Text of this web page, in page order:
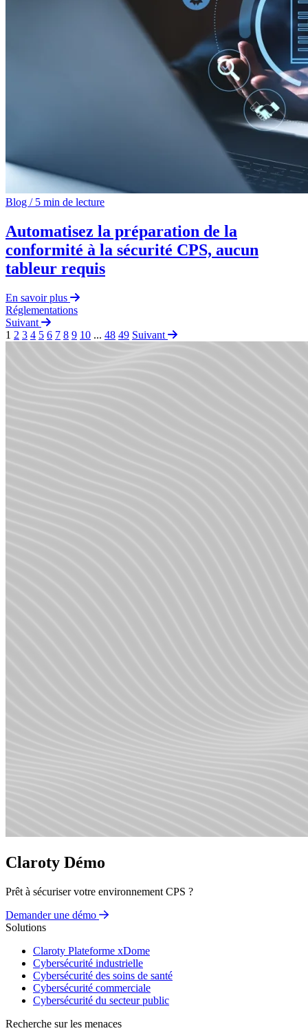
Blog /5 min de lecture
Automatisez la préparation de la
conformité à la sécurité CPS, aucun
tableur requis
En savoir plus
Réglementations
Suivant
1 2 3 4 5 6 7 8 9 10 ... 48 49 Suivant
Claroty Démo
Prêt à sécuriser votre environnement CPS ?
Demander une démo
Solutions
Claroty Plateforme xDome
Cybersécurité industrielle
Cybersécurité des soins de santé
Cybersécurité commerciale
Cybersécurité du secteur public
Recherche sur les menaces